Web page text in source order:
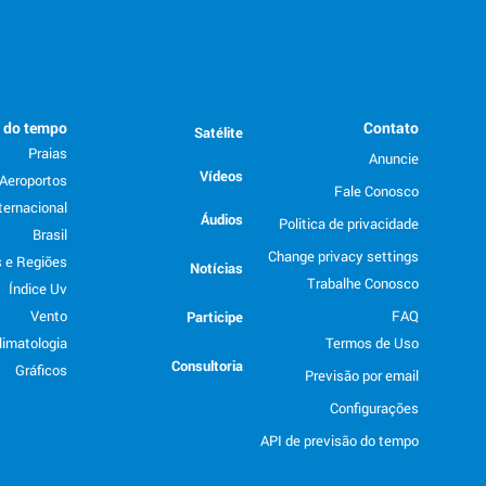
Contato
Anuncie
Fale Conosco
Politica de privacidade
Change privacy settings
Trabalhe Conosco
FAQ
Termos de Uso
Previsão por email
Configurações
API de previsão do tempo
Satélite
Vídeos
Áudios
Notícias
Participe
Consultoria
tempo
Praias
Aeroportos
Brasil
e Regiões
Índice Uv
Vento
Gráficos